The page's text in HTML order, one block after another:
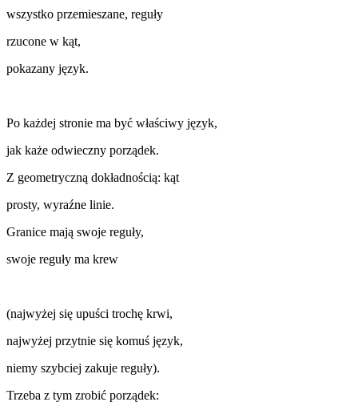
wszystko przemieszane, reguły
rzucone w kąt,
pokazany język.
Po każdej stronie ma być właściwy język,
jak każe odwieczny porządek.
Z geometryczną dokładnością: kąt
prosty, wyraźne linie.
Granice mają swoje reguły,
swoje reguły ma krew
(najwyżej się upuści trochę krwi,
najwyżej przytnie się komuś język,
niemy szybciej zakuje reguły).
Trzeba z tym zrobić porządek: